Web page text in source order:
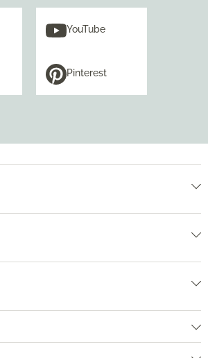
YouTube
Pinterest